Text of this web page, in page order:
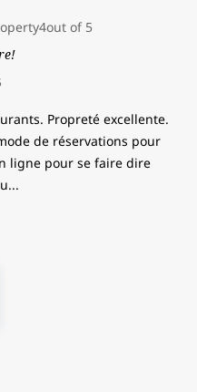
Propreté excellente.
de réservations pour
ligne pour se faire dire
...